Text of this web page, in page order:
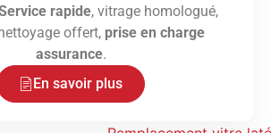
rapide, vitrage homologué,
offert, prise en charge
assurance.
En savoir plus